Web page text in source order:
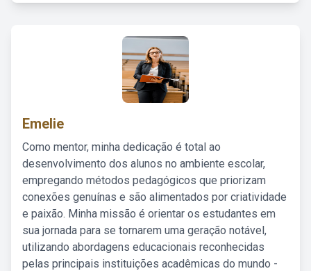
Emelie
Como mentor, minha dedicação é total ao
desenvolvimento dos alunos no ambiente escolar,
empregando métodos pedagógicos que priorizam
conexões genuínas e são alimentados por criatividade
e paixão. Minha missão é orientar os estudantes em
sua jornada para se tornarem uma geração notável,
utilizando abordagens educacionais reconhecidas
pelas principais instituições acadêmicas do mundo -